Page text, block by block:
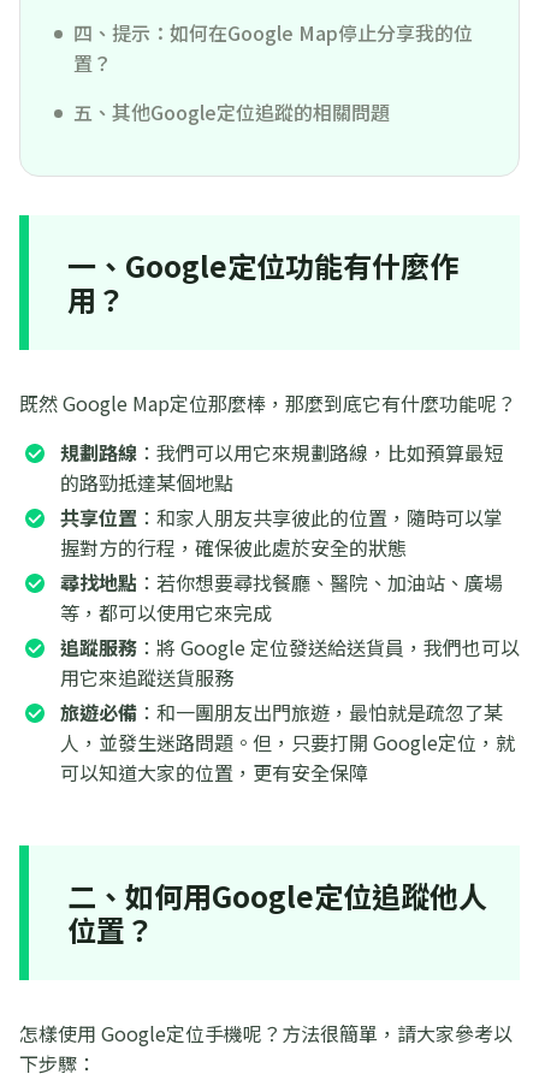
四、提示：如何在Google Map停止分享我的位
置？
五、其他Google定位追蹤的相關問題
一、Google定位功能有什麼作
用？
既然 Google Map定位那麼棒，那麼到底它有什麼功能呢？
規劃路線 ：我們可以用它來規劃路線，比如預算最短
的路勁抵達某個地點
共享位置 ：和家人朋友共享彼此的位置，隨時可以掌
握對方的行程，確保彼此處於安全的狀態
尋找地點 ：若你想要尋找餐廳、醫院、加油站、廣場
等，都可以使用它來完成
追蹤服務 ：將 Google 定位發送給送貨員，我們也可以
用它來追蹤送貨服務
旅遊必備 ：和一團朋友出門旅遊，最怕就是疏忽了某
人，並發生迷路問題。但，只要打開 Google定位，就
可以知道大家的位置，更有安全保障
二、如何用Google定位追蹤他人
位置？
怎樣使用 Google定位手機呢？方法很簡單，請大家參考以
下步驟：